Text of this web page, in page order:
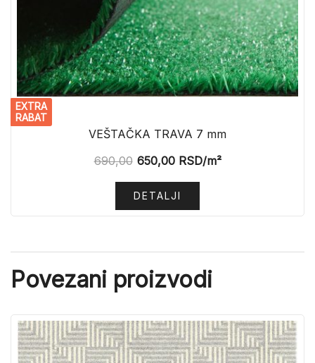
EXTRA
RABAT
VEŠTAČKA TRAVA 7 mm
690,00 650,00RSD/m²
DETALJI
Povezani proizvodi